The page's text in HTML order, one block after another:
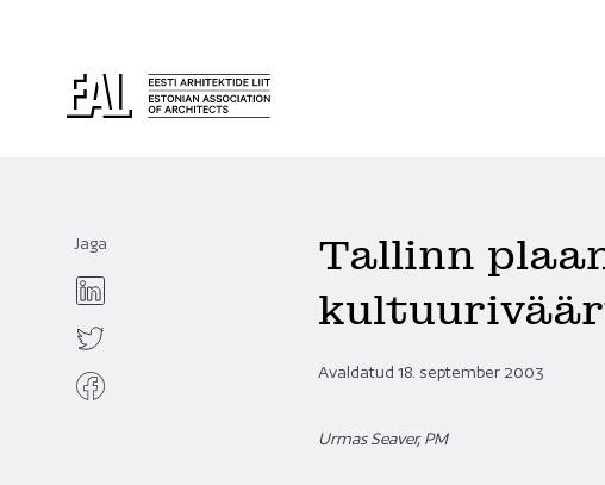
Jaga
Tallinn
Avaldatud 18. september 2003
Urmas Seaver, PM